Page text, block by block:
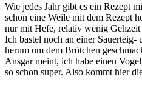
Wie jedes Jahr gibt es ein Rezept
schon eine Weile mit dem Rezept
nur mit Hefe, relativ wenig Gehzeit
Ich bastel noch an einer Sauerteig-
herum um dem Brötchen
Ansgar meint, ich habe einen
so schon super. Also kommt hier